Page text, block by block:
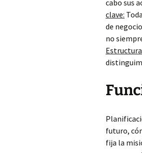
cabo sus
clave:
de
no
futuro,
fija la